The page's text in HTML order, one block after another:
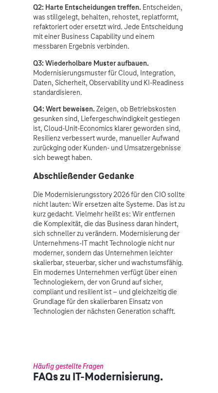
Q2: Harte Entscheidungen treffen. Entscheiden,
was stillgelegt, behalten, rehostet, replatformt,
refaktoriert oder ersetzt wird. Jede Entscheidung
mit einer Business Capability und einem
messbaren Ergebnis verbinden.
Q3: Wiederholbare Muster aufbauen.
Modernisierungsmuster für Cloud, Integration,
Daten, Sicherheit, Observability und KI-Readiness
standardisieren.
Q4: Wert beweisen. Zeigen, ob Betriebskosten
gesunken sind, Liefergeschwindigkeit gestiegen
ist, Cloud-Unit-Economics klarer geworden sind,
Resilienz verbessert wurde, manueller Aufwand
zurückging oder Kunden- und Umsatzergebnisse
sich bewegt haben.
Abschließender Gedanke
Die Modernisierungsstory 2026 für den CIO sollte
nicht lauten: Wir ersetzen alte Systeme. Das ist zu
kurz gedacht. Vielmehr heißt es: Wir entfernen
die Komplexität, die das Business daran hindert,
sich schneller zu verändern. Modernisierung der
Unternehmens-IT macht Technologie nicht nur
moderner, sondern das Unternehmen leichter
skalierbar, steuerbar, sicher und wachstumsfähig.
Ein modernes Unternehmen verfügt über einen
Technologiekern, der von Grund auf sicher,
compliant und resilient ist – und gleichzeitig die
Grundlage für den skalierbaren Einsatz von
Technologien der nächsten Generation schafft.
Häufig gestellte Fragen
FAQs zu IT-Modernisierung.